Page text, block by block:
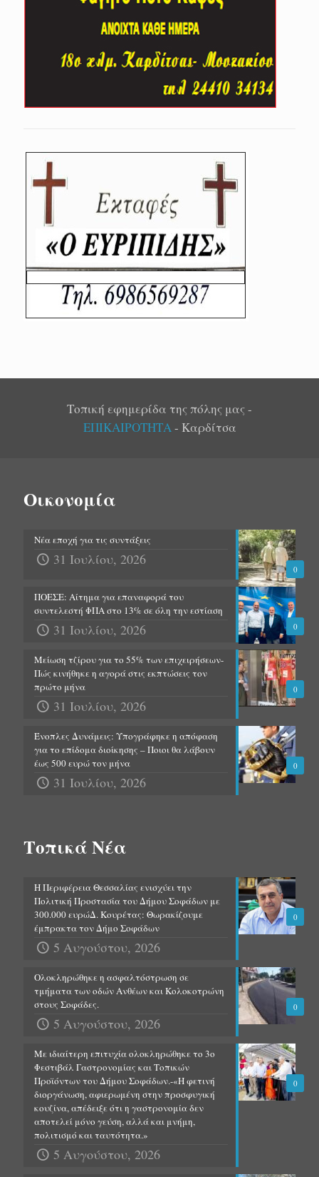
Τοπική εφημερίδα της πόλης μας -
ΕΠΙΚΑΙΡΟΤΗΤΑ- Καρδίτσα
Οικονομία
0
Νέα εποχή για τις συντάξεις
31 Ιουλίου, 2026
0
ΠΟΕΣΕ: Αίτημα για επαναφορά του
συντελεστή ΦΠΑ στο 13% σε όλη την εστίαση
31 Ιουλίου, 2026
0
Μείωση τζίρου για το 55% των επιχειρήσεων-
Πώς κινήθηκε η αγορά στις εκπτώσεις τον
πρώτο μήνα
31 Ιουλίου, 2026
0
Ένοπλες Δυνάμεις: Υπογράφηκε η απόφαση
για το επίδομα διοίκησης – Ποιοι θα λάβουν
έως 500 ευρώ τον μήνα
31 Ιουλίου, 2026
Τοπικά Νέα
0
Η Περιφέρεια Θεσσαλίας ενισχύει την
Πολιτική Προστασία του Δήμου Σοφάδων με
300.000 ευρώΔ. Κουρέτας: Θωρακίζουμε
έμπρακτα τον Δήμο Σοφάδων
5 Αυγούστου, 2026
0
Ολοκληρώθηκε η ασφαλτόστρωση σε
τμήματα των οδών Ανθέων και Κολοκοτρώνη
στους Σοφάδες.
5 Αυγούστου, 2026
0
Με ιδιαίτερη επιτυχία ολοκληρώθηκε το 3ο
Φεστιβάλ Γαστρονομίας και Τοπικών
Προϊόντων του Δήμου Σοφάδων.-«Η φετινή
διοργάνωση, αφιερωμένη στην προσφυγική
κουζίνα, απέδειξε ότι η γαστρονομία δεν
αποτελεί μόνο γεύση, αλλά και μνήμη,
πολιτισμό και ταυτότητα.»
5 Αυγούστου, 2026